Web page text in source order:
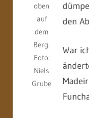
oben
auf
dem
Berg.
Foto:
Niels
Grube
den
War